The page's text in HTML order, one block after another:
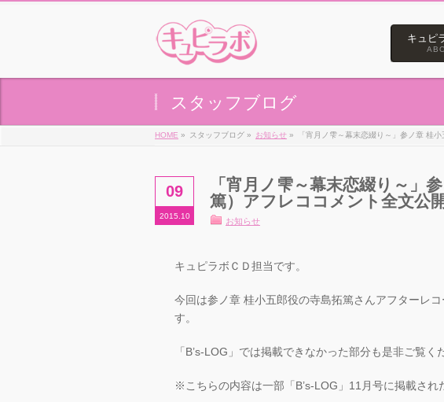
キュピ
スタッフブログ
HOME » スタッフブログ » お知らせ » 「宵月ノ雫～幕末恋綴り～」参ノ章 桂
09
2015.10
「宵月ノ雫～幕末恋綴り～」
篤）アフレココメント全文公開
お知らせ
キュピラボＣＤ担当です。
今回は参ノ章 桂小五郎役の寺島拓篤さんアフターレ
す。
「B’s-LOG」では掲載できなかった部分も是非ご覧く
※こちらの内容は一部「B’s-LOG」11月号に掲載され